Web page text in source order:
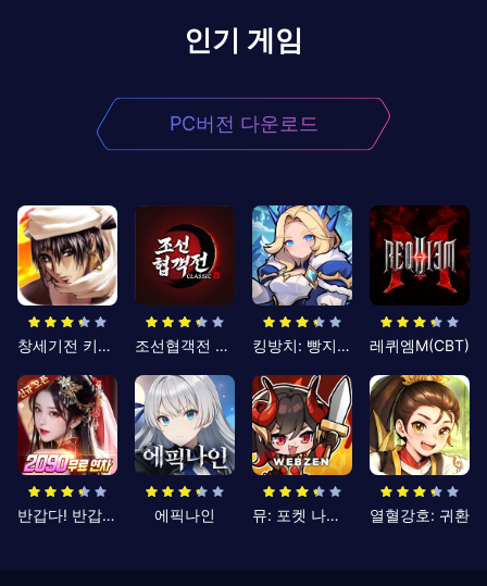
인기 게임
PC버전 다운로드
창세기전 키우기 조선협객전 클래식 킹방치: 빵지의 제왕 레퀴엠M(CBT)
반갑다! 반갑삼국지 에픽나인 뮤: 포켓 나이츠 열혈강호: 귀환